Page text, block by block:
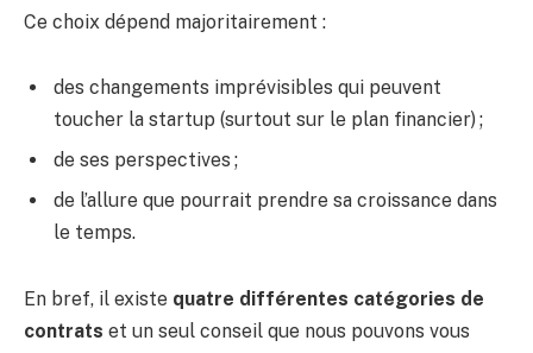
Ce choix dépend majoritairement :
des changements imprévisibles qui peuvent
toucher la startup (surtout sur le plan financier) ;
de ses perspectives ;
de l’allure que pourrait prendre sa croissance dans
le temps.
En bref, il existe quatre différentes catégories de
contrats et un seul conseil que nous pouvons vous